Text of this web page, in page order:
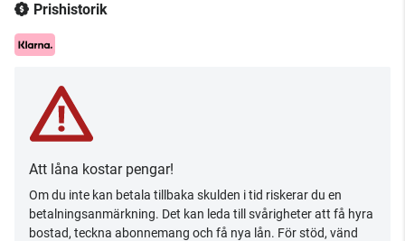
Prishistorik
Att låna kostar pengar!
Om du inte kan betala tillbaka skulden i tid riskerar du en
betalningsanmärkning. Det kan leda till svårigheter att få hyra
bostad, teckna abonnemang och få nya lån. För stöd, vänd